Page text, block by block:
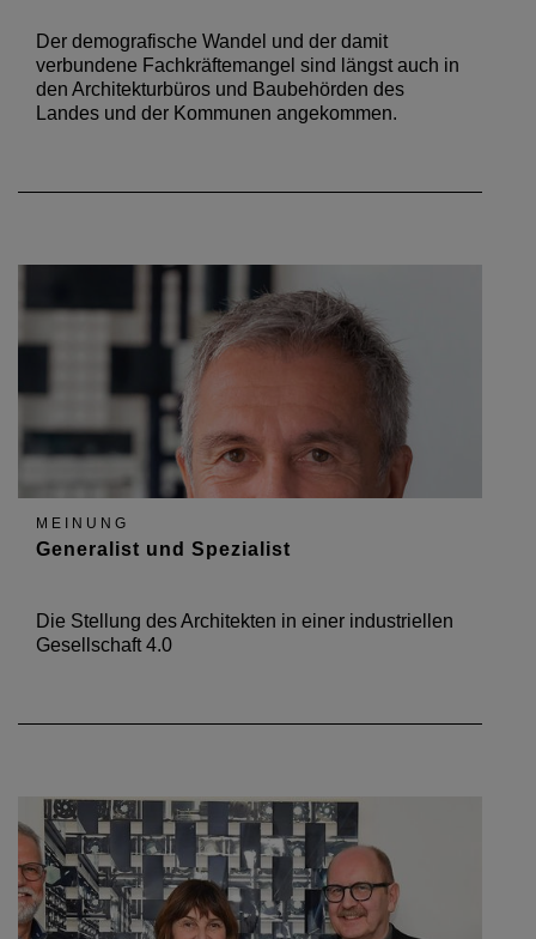
Der demografische Wandel und der damit
verbundene Fachkräftemangel sind längst auch in
den Architekturbüros und Baubehörden des
Landes und der Kommunen angekommen.
MEINUNG
Generalist und Spezialist
Die Stellung des Architekten in einer industriellen
Gesellschaft 4.0